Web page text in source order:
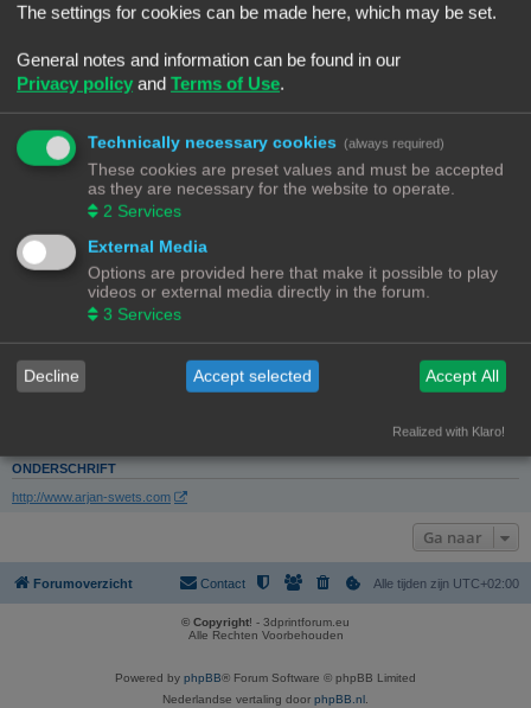
Krimpen a/d IJssel
CONTACTEER SWETS
Website:
Bezoek website
GEBRUIKERSSTATISTIEKEN
Flag:
Lid geworden op:
12/11/23, 15:47
16/11/23, 22:21
Aantal berichten:
3 |
Zoek gebruikers berichten
(0.03% van alle berichten / 0.00 berichten per dag)
Meest actief in forum:
Software
Meest actief in onderwerp:
Klipper en 3 extruders!
(3 berichten / 100.00% van gebruikers berichten)
Total topics:
ONDERSCHRIFT
http://www.arjan-swets.com
Ga naar
Forumoverzicht Alle tijden zijn UTC+02:00
Contact
© Copyright! - 3dprintforum.eu
Alle Rechten Voorbehouden
Powered by phpBB® Forum Software © phpBB Limited
Nederlandse vertaling door phpBB.nl
The settings for cookies can be made here, which may be set.
General notes and information can be found in our
Privacy policy and Terms of Use.
Technically necessary cookies (always required)
These cookies are preset values and must be accepted
as they are necessary for the website to operate.
2 Services
External Media
Options are provided here that make it possible to play
videos or external media directly in the forum.
3 Services
Decline Accept selected Accept All
Realized with Klaro!